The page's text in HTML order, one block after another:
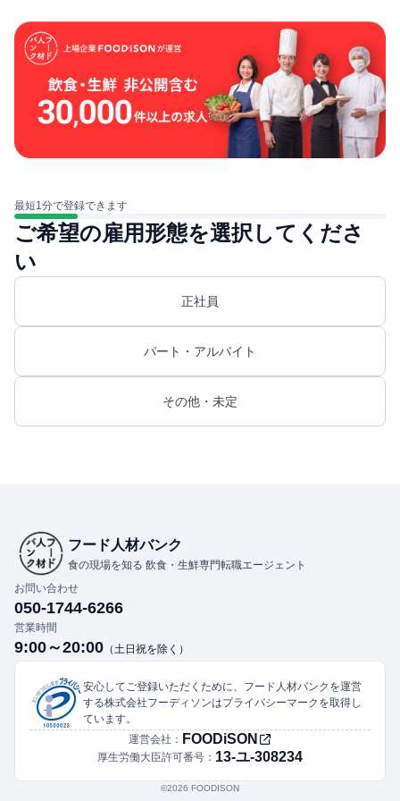
最短1分で登録できます
ご希望の雇用形態を選択してくださ
い
正社員
パート・アルバイト
その他・未定
フード人材バンク
食の現場を知る 飲食・生鮮専門転職エージェント
お問い合わせ
050-1744-6266
営業時間
9:00～20:00 （土日祝を除く）
安心してご登録いただくために、フード人材バンクを運営
する株式会社フーディソンはプライバシーマークを取得し
ています。
運営会社： FOODiSON
厚生労働大臣許可番号： 13-ユ-308234
©︎2026 FOODISON